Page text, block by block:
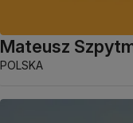
Mateusz
POLSKA